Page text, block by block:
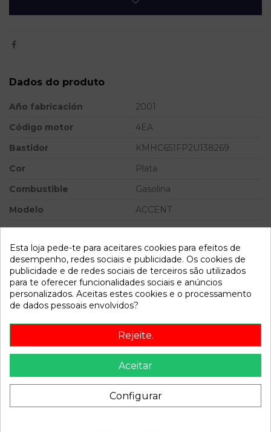
Dados do produto
Año fabricación
2001
Código motor
4EA
Bastidor
KMHC651FP2U138269
Cor
Plata
Combustible
Gasolina
Modelo
ACCENT
Disponível a partir de: 2022-04-04
Descrição
Também poderá gostar
Esta loja pede-te para aceitares cookies para efeitos de
desempenho, redes sociais e publicidade. Os cookies de
publicidade e de redes sociais de terceiros são utilizados
para te oferecer funcionalidades sociais e anúncios
personalizados. Aceitas estes cookies e o processamento
de dados pessoais envolvidos?
Rejeite.
Aceitar
Configurar